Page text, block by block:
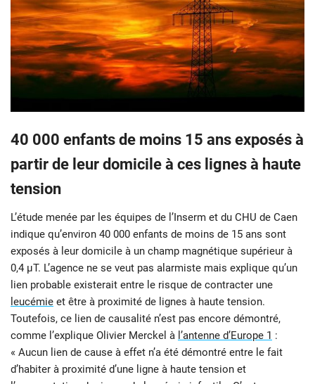
40 000 enfants de moins 15 ans exposés à
partir de leur domicile à ces lignes à haute
tension
L’étude menée par les équipes de l’Inserm et du CHU de Caen
indique qu’environ 40 000 enfants de moins de 15 ans sont
exposés à leur domicile à un champ magnétique supérieur à
0,4 µT. L’agence ne se veut pas alarmiste mais explique qu’un
lien probable existerait entre le risque de contracter une
leucémie et être à proximité de lignes à haute tension.
Toutefois, ce lien de causalité n’est pas encore démontré,
comme l’explique Olivier Merckel à l’antenne d’Europe 1 :
« Aucun lien de cause à effet n’a été démontré entre le fait
d’habiter à proximité d’une ligne à haute tension et